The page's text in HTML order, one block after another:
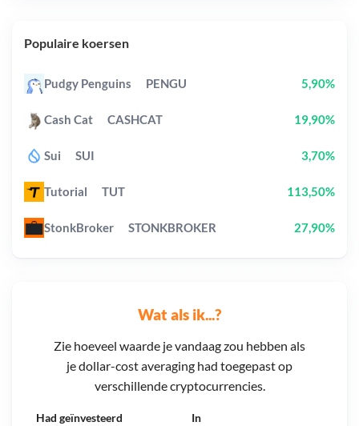
Wat als ik...?
Zie hoeveel waarde je vandaag zou hebben als
je dollar-cost averaging had toegepast op
verschillende cryptocurrencies.
Had geïnvesteerd In
Populaire koersen
Pudgy Penguins PENGU 5,90%
Cash Cat CASHCAT 19,90%
Sui SUI 3,70%
Tutorial TUT 113,50%
StonkBroker STONKBROKER 27,90%